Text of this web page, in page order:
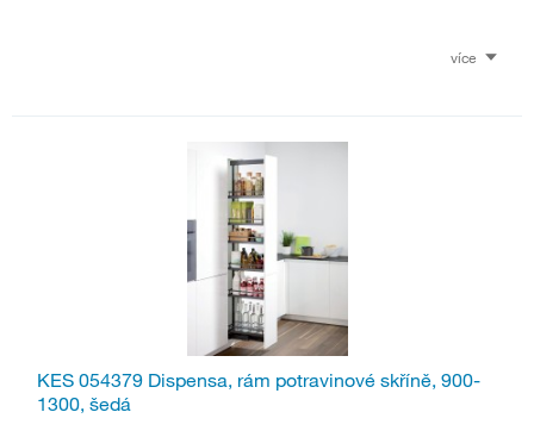
více
KES 054379 Dispensa, rám potravinové skříně, 900-
1300, šedá